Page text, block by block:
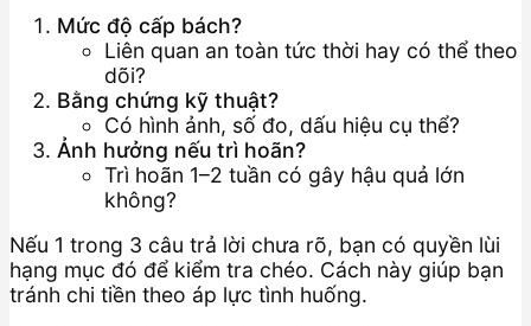
Mức độ cấp bách?
Liên quan an toàn tức thời hay có thể theo
dõi?
Bằng chứng kỹ thuật?
Có hình ảnh, số đo, dấu hiệu cụ thể?
Ảnh hưởng nếu trì hoãn?
Trì hoãn 1–2 tuần có gây hậu quả lớn
không?
Nếu 1 trong 3 câu trả lời chưa rõ, bạn có quyền lùi
hạng mục đó để kiểm tra chéo. Cách này giúp bạn
tránh chi tiền theo áp lực tình huống.